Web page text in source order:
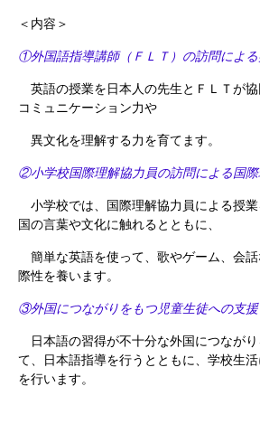
＜内容＞
①外国語指導講師（ＦＬＴ）の訪問によ
英語の授業を日本人の先生とＦＬＴが
コミュニケーション力や
異文化を理解する力を育てます。
②小学校国際理解協力員の訪問による国
小学校では、国際理解協力員による授
国の言葉や文化に触れるとともに、
簡単な英語を使って、歌やゲーム、会
際性を養います。
③外国につながりをもつ児童生徒への支援
日本語の習得が不十分な外国につなが
て、日本語指導を行うとともに、学校生
を行います。